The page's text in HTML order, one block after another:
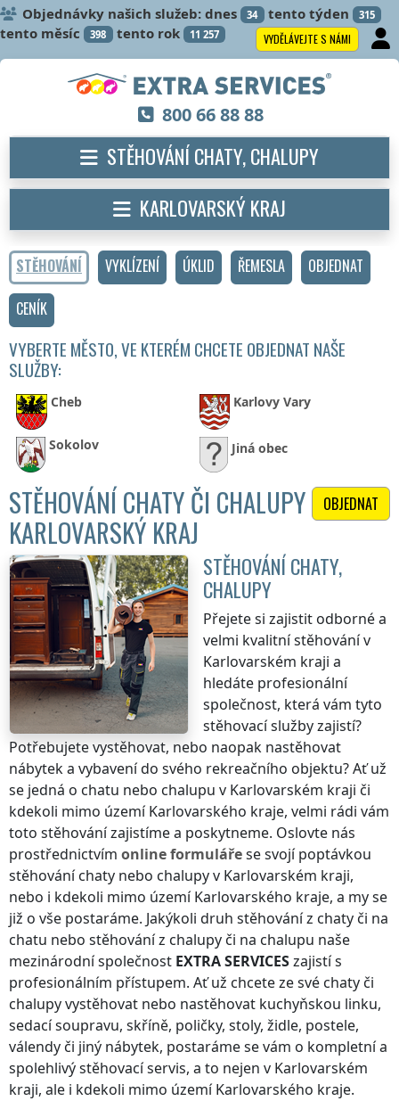
Objednávky našich služeb: dnes 34 tento týden 315
tento měsíc 398 tento rok 11 257 VYDĚLÁVEJTE S NÁMI
STĚHOVÁNÍ VYKLÍZENÍ ÚKLID ŘEMESLA
OBJEDNAT
CENÍK
VYBERTE MĚSTO, VE KTERÉM CHCETE OBJEDNAT NAŠE
SLUŽBY:
Cheb Karlovy Vary
Sokolov Jiná obec
OBJEDNAT
STĚHOVÁNÍ CHATY ČI CHALUPY
KARLOVARSKÝ KRAJ
STĚHOVÁNÍ CHATY,
CHALUPY
Přejete si zajistit odborné a
velmi kvalitní stěhovánív
Karlovarském kraji a
hledáte profesionální
společnost, která vám tyto
stěhovací služby zajistí?
Potřebujete vystěhovat, nebo naopak nastěhovat
nábytek a vybavení do svého rekreačního objektu? Ať už
se jedná o chatu nebo chalupu v Karlovarském kraji či
kdekoli mimo území Karlovarského kraje, velmi rádi vám
toto stěhování zajistíme a poskytneme. Oslovte nás
prostřednictvím online formulářese svojí poptávkou
stěhování chaty nebo chalupyv Karlovarském kraji,
nebo i kdekoli mimo území Karlovarského kraje, a my se
již o vše postaráme. Jakýkoli druh stěhování z chaty či na
chatu nebo stěhování z chalupy či na chalupu naše
mezinárodní společnost EXTRA SERVICESzajistí s
profesionálním přístupem. Ať už chcete ze své chaty či
chalupy vystěhovat nebo nastěhovat kuchyňskou linku,
sedací soupravu, skříně, poličky, stoly, židle, postele,
válendy či jiný nábytek, postaráme se vám o kompletní a
spolehlivý stěhovací servis, a to nejen v Karlovarském
kraji, ale i kdekoli mimo území Karlovarského kraje.
800 66 88 88
STĚHOVÁNÍ CHATY, CHALUPY
KARLOVARSKÝ KRAJ